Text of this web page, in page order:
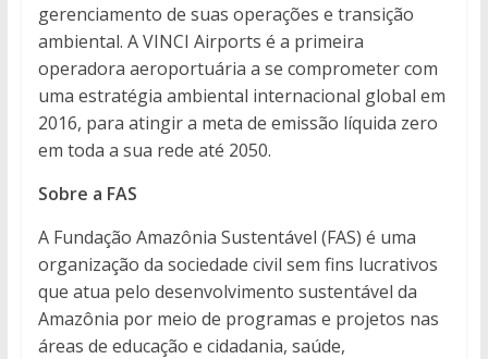
gerenciamento de suas operações e transição
ambiental. A VINCI Airports é a primeira
operadora aeroportuária a se comprometer com
uma estratégia ambiental internacional global em
2016, para atingir a meta de emissão líquida zero
em toda a sua rede até 2050.
Sobre a FAS
A Fundação Amazônia Sustentável (FAS) é uma
organização da sociedade civil sem fins lucrativos
que atua pelo desenvolvimento sustentável da
Amazônia por meio de programas e projetos nas
áreas de educação e cidadania, saúde,